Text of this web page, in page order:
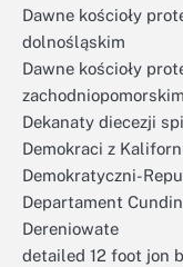
Dawne kościoły
dolnośląskim
Dawne kościoły
zachodniopomorskim
Dekanaty diecezji
Demokraci z
Demokratyczni-
Departament
Dereniowate
detailed 12 foot jon